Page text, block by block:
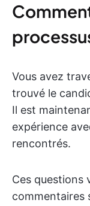
Vous avez
trouvé le
Il est
expérience
rencontrés.
Ces questions
commentaires